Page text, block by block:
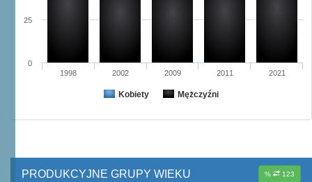
Kobiety Mężczyźni
1998 2002 2009 2011 2021
0
25
% 123
PRODUKCYJNE GRUPY WIEKU